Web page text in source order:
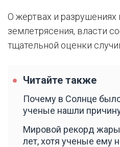
О жертвах и разрушениях
землетрясения, власти
тщательной оценки
Читайте также
Почему в Солнце
ученые нашли
Мировой рекорд
лет, хотя ученые ему